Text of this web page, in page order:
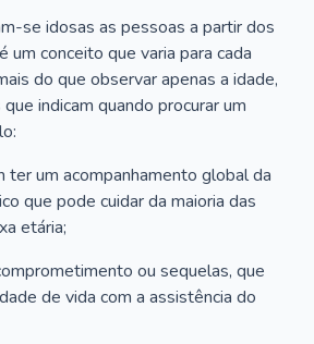
se idosas as pessoas a partir dos
um conceito que varia para cada
do que observar apenas a idade,
indicam quando procurar um
ter um acompanhamento global da
que pode cuidar da maioria das
etária;
ou sequelas, que
de vida com a assistência do